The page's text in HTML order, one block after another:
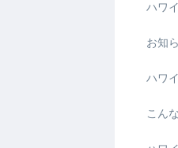
ハワ
お知
ハワ
こん